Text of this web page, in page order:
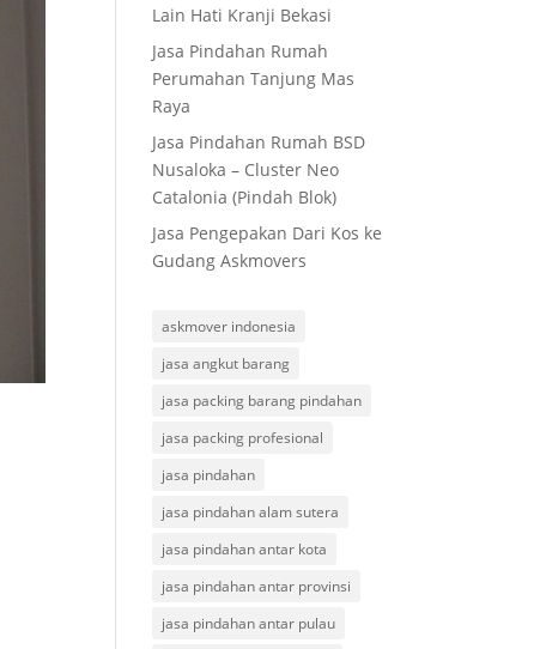
Lain Hati Kranji Bekasi
Jasa Pindahan Rumah
Perumahan Tanjung Mas
Raya
Jasa Pindahan Rumah BSD
Nusaloka – Cluster Neo
Catalonia (Pindah Blok)
Jasa Pengepakan Dari Kos ke
Gudang Askmovers
askmover indonesia
jasa angkut barang
jasa packing barang pindahan
jasa packing profesional
jasa pindahan
jasa pindahan alam sutera
jasa pindahan antar kota
jasa pindahan antar provinsi
jasa pindahan antar pulau